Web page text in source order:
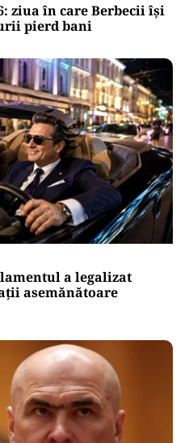
ziua în care Berbecii își
pierd bani
a legalizat
asemănătoare